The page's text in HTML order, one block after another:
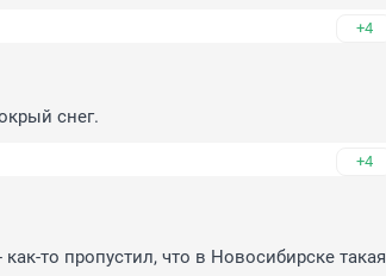
+4
снег.
+4
то пропустил, что в Новосибирске такая